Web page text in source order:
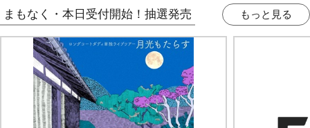
まもなく・本日受付開始！抽選発売 もっと見る